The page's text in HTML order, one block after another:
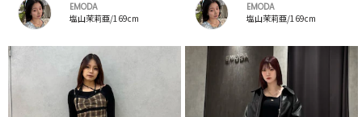
EMODA
塩山茉莉亜/169cm
EMODA
塩山茉莉亜/169cm